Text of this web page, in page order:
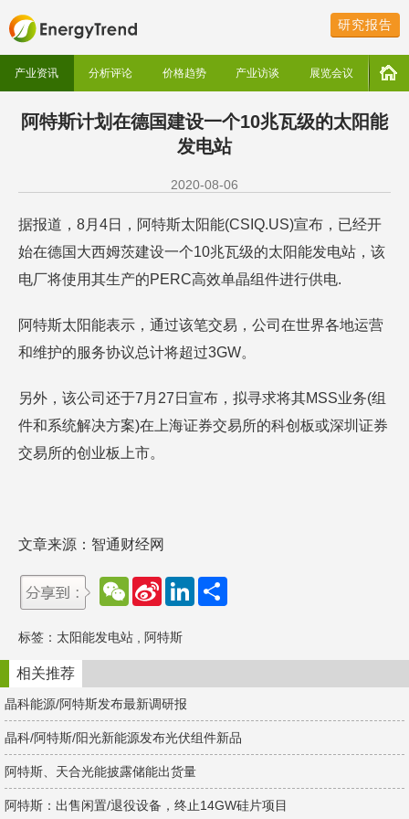
研究报告
产业资讯 分析评论 价格趋势 产业访谈 展览会议
阿特斯计划在德国建设一个10兆瓦级的太阳能
发电站
2020-08-06
据报道，8月4日，阿特斯太阳能(CSIQ.US)宣布，已经开
始在德国大西姆茨建设一个10兆瓦级的太阳能发电站，该
电厂将使用其生产的PERC高效单晶组件进行供电.
阿特斯太阳能表示，通过该笔交易，公司在世界各地运营
和维护的服务协议总计将超过3GW。
另外，该公司还于7月27日宣布，拟寻求将其MSS业务(组
件和系统解决方案)在上海证券交易所的科创板或深圳证券
交易所的创业板上市。
文章来源：智通财经网
W
e
h
a
t
S
a
W
e
b
o
L
d
n
标签： 太阳能发电站 阿特斯
相关推荐
晶科能源/阿特斯发布最新调研报
晶科/阿特斯/阳光新能源发布光伏组件新品
阿特斯、天合光能披露储能出货量
阿特斯：出售闲置/退役设备，终止14GW硅片项目